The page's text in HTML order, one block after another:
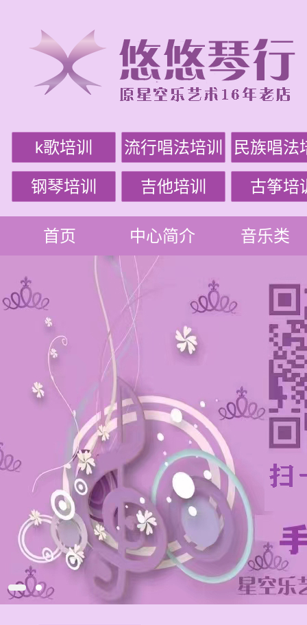
k歌培训 流行唱法培训 民族唱法
钢琴培训 吉他培训 古筝培
首页 中心简介 音乐类